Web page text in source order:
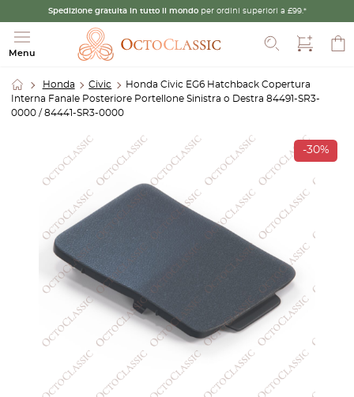
Spedizione gratuita in tutto il mondo per ordini superiori a £99.*
Menu
Cerca
Honda Civic
Honda Civic EG6 Hatchback Copertura
Interna Fanale Posteriore Portellone Sinistra o Destra 84491-SR3-
0000 / 84441-SR3-0000
-30%